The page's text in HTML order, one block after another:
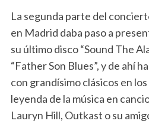
La segunda parte del
en Madrid daba paso a
su último disco “Sound The
“Father Son Blues”, y de ahí
con grandísimo clásicos en
leyenda de la música en
Lauryn Hill, Outkast o su